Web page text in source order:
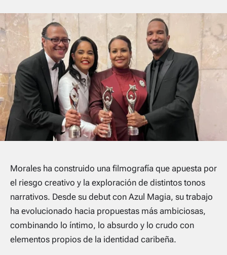
Morales ha construido una filmografía que apuesta por
el riesgo creativo y la exploración de distintos tonos
narrativos. Desde su debut con Azul Magia, su trabajo
ha evolucionado hacia propuestas más ambiciosas,
combinando lo íntimo, lo absurdo y lo crudo con
elementos propios de la identidad caribeña.